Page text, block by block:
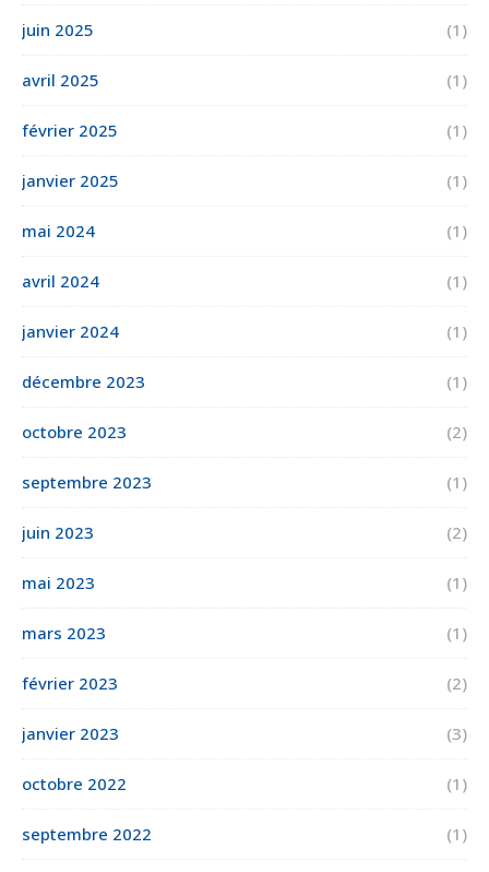
juin 2025 (1)
avril 2025 (1)
février 2025 (1)
janvier 2025 (1)
mai 2024 (1)
avril 2024 (1)
janvier 2024 (1)
décembre 2023 (1)
octobre 2023 (2)
septembre 2023 (1)
juin 2023 (2)
mai 2023 (1)
mars 2023 (1)
février 2023 (2)
janvier 2023 (3)
octobre 2022 (1)
septembre 2022 (1)